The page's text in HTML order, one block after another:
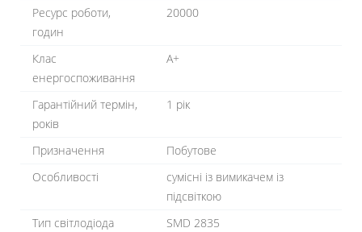
Ресурс роботи,
годин
20000
Клас
енергоспоживання
A+
Гарантійний термін,
років
1 рік
Призначення
Побутове
Особливості
сумісні із вимикачем із
підсвіткою
Тип світлодіода
SMD 2835